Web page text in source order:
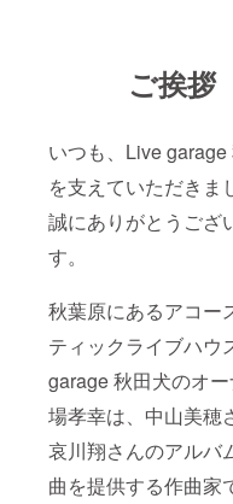
ご挨拶
いつも、Live garage
を支えていただきま
誠にありがとうござ
す。
秋葉原にあるアコー
ティックライブハウ
garage 秋田犬のオ
場孝幸は、中山美穂
哀川翔さんのアルバ
曲を提供する作曲家